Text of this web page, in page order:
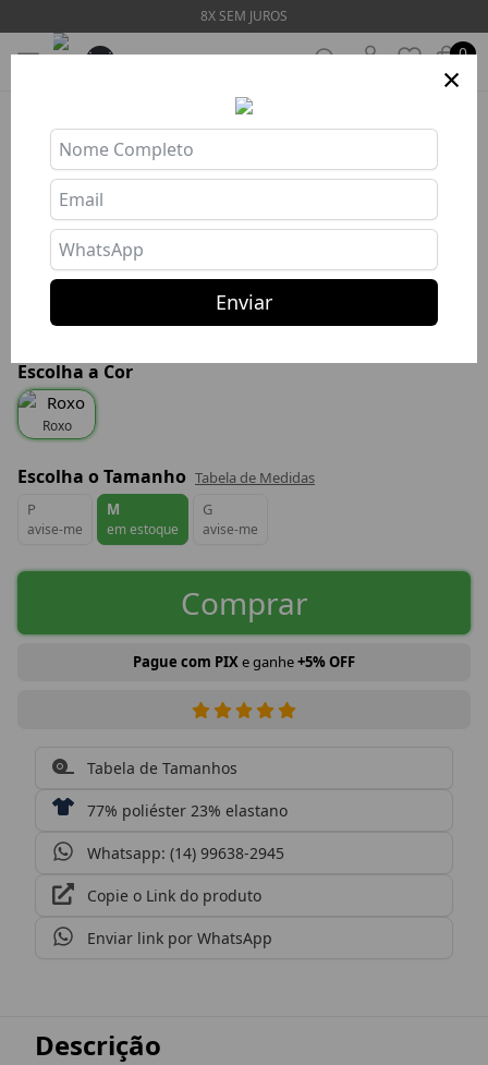
8X SEM JUROS
0
TOP SKIN LUX
Ref: TOP616
R$ 160,77
R$ 96,46
ou 8x R$ 12,06 s/ juros
Escolha a Cor
Roxo
Escolha o Tamanho Tabela de Medidas
P
avise-me
M
em estoque
G
avise-me
Comprar
Pague com PIXe ganhe+5% OFF
Tabela de Tamanhos
77% poliéster 23% elastano
Whatsapp: (14) 99638-2945
Copie o Link do produto
Enviar link por WhatsApp
Descrição
×
Enviar